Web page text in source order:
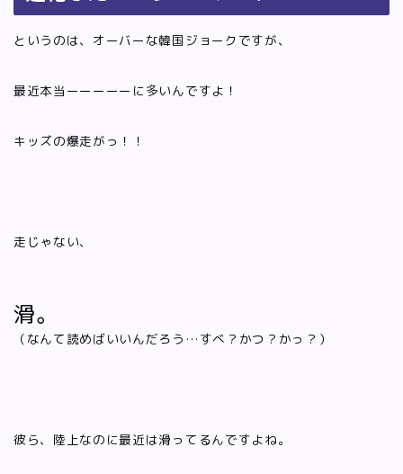
というのは、オーバーな韓国ジョークですが、
最近本当ーーーーーに多いんですよ！
キッズの爆走がっ！！
走じゃない、
滑。
（なんて読めばいいんだろう…すべ？かつ？かっ？）
彼ら、陸上なのに最近は滑ってるんですよね。